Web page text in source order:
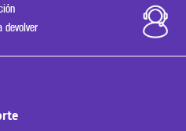
devolver